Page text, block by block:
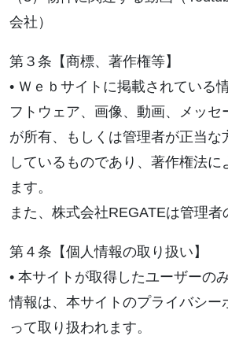
会社）
第３条【商標、著作権等】
• Ｗｅｂサイトに掲載されている
フトウェア、画像、動画、メッセ
が所有、もしくは管理者が正当な
しているものであり、著作権法に
ます。
また、株式会社REGATEは管理者
第４条【個人情報の取り扱い】
• 本サイトが取得したユーザーの
情報は、本サイトのプライバシー
って取り扱われます。